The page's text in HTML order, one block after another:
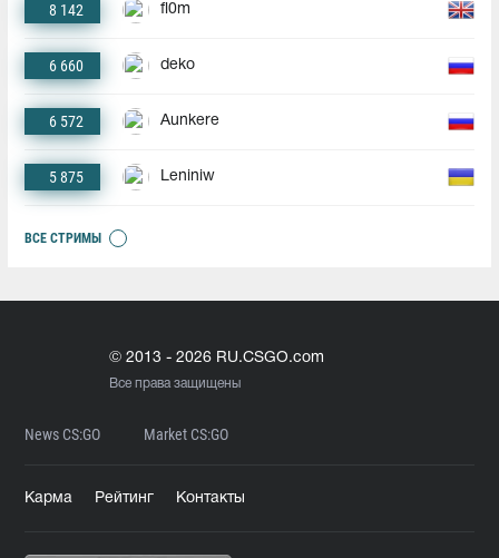
8 142 fl0m
6 660 deko
6 572 Aunkere
5 875 Leniniw
ВСЕ СТРИМЫ
© 2013 - 2026 RU.CSGO.com
Все права защищены
News CS:GO Market CS:GO
Карма Рейтинг Контакты